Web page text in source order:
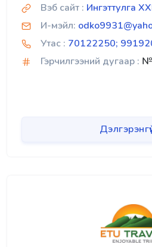
Вэб сайт : Ингэттулга
И-мэйл:
Утас : 70122250;
Гэрчилгээний дугаар : №